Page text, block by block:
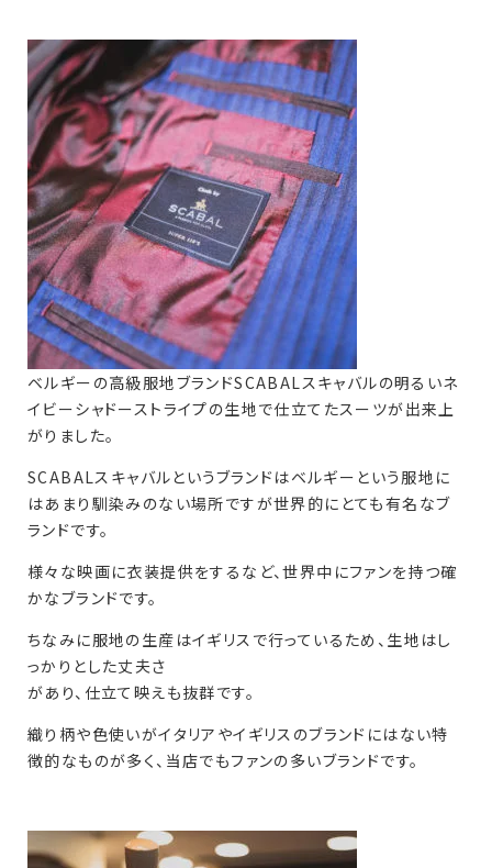
ベルギーの高級服地ブランドSCABALスキャバルの明るいネ
イビーシャドーストライプの生地で仕立てたスーツが出来上
がりました。
SCABALスキャバルというブランドはベルギーという服地に
はあまり馴染みのない場所ですが世界的にとても有名なブ
ランドです。
様々な映画に衣装提供をするなど、世界中にファンを持つ確
かなブランドです。
ちなみに服地の生産はイギリスで行っているため、生地はし
っかりとした丈夫さ
があり、仕立て映えも抜群です。
織り柄や色使いがイタリアやイギリスのブランドにはない特
徴的なものが多く、当店でもファンの多いブランドです。